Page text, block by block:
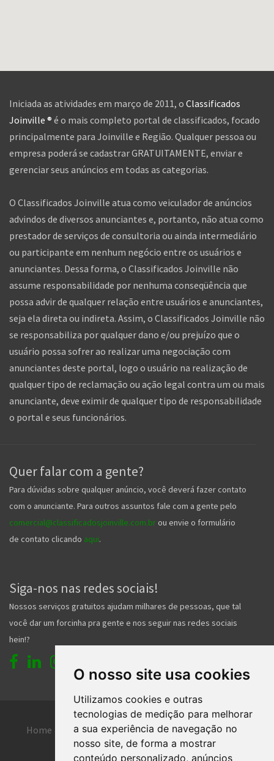
O nosso site usa cookies
Utilizamos cookies e outras
tecnologias de medição para melhorar
a sua experiência de navegação no
nosso site, de forma a mostrar
conteúdo personalizado, anúncios
Iniciada as atividades em março de 2011, o Classificados
Joinville ® é o mais completo portal de classificados, focado
principalmente para Joinville e Região. Qualquer pessoa ou
empresa poderá se cadastrar GRATUITAMENTE, enviar e
gerenciar seus anúncios em todas as categorias.
O Classificados Joinville atua como veiculador de anúncios
advindos de diversos anunciantes e, portanto, não atua como
prestador de serviços de consultoria ou ainda intermediário
ou participante em nenhum negócio entre os usuários e
anunciantes. Dessa forma, o Classificados Joinville não
assume responsabilidade por nenhuma conseqüência que
possa advir de qualquer relação entre usuários e anunciantes,
seja ela direta ou indireta. Assim, o Classificados Joinville não
se responsabiliza por qualquer dano e/ou prejuízo que o
usuário possa sofrer ao realizar uma negociação com
anunciantes deste portal, logo o usuário na realização de
qualquer tipo de reclamação ou ação legal contra um ou mais
anunciante, deve eximir de qualquer tipo de responsabilidade
o portal e seus funcionários.
Quer falar com a gente?
Para dúvidas sobre qualquer anúncio, você deverá fazer contato
com o anunciante. Para outros assuntos fale com a gente pelo
comercial@classificadosjoinville.com.br ou envie o formulário
de contato clicando aqui.
Siga-nos nas redes sociais!
Nossos serviços gratuitos ajudam milhares de pessoas, que tal
você dar um forcinha pra gente e nos seguir nas redes sociais
hein!?
Home Entrar Faça seu cadastro
Contato Central de ajuda